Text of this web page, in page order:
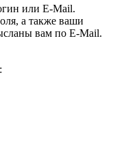
или E-Mail.
а также ваши
вам по E-Mail.